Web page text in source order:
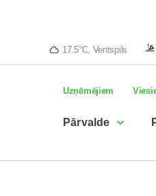
17.5°C, Ventspils
Uzņēmējiem
Pārvalde